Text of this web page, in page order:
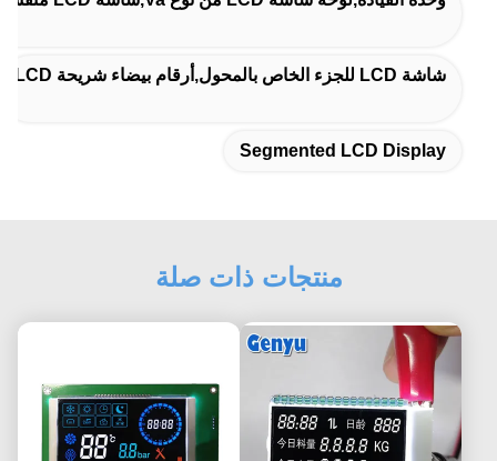
شاشة LCD للجزء الخاص بالمحول,أرقام بيضاء شريحة LCD
Segmented LCD Display
منتجات ذات صلة